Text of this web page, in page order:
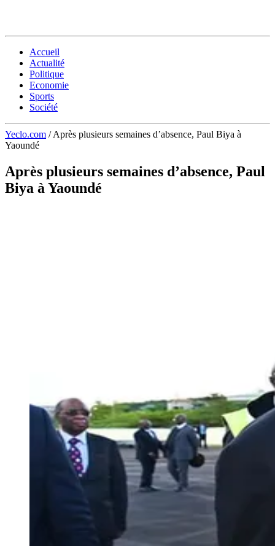
Accueil
Actualité
Politique
Economie
Sports
Société
Yeclo.com / Après plusieurs semaines d’absence, Paul Biya à
Yaoundé
Après plusieurs semaines d’absence, Paul
Biya à Yaoundé